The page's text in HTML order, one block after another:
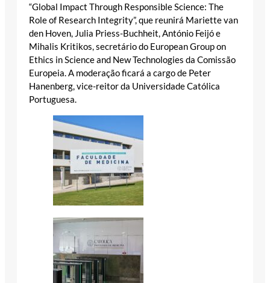
“Global Impact Through Responsible Science: The
Role of Research Integrity”, que reunirá Mariette van
den Hoven, Julia Priess-Buchheit, António Feijó e
Mihalis Kritikos, secretário do European Group on
Ethics in Science and New Technologies da Comissão
Europeia. A moderação ficará a cargo de Peter
Hanenberg, vice-reitor da Universidade Católica
Portuguesa.